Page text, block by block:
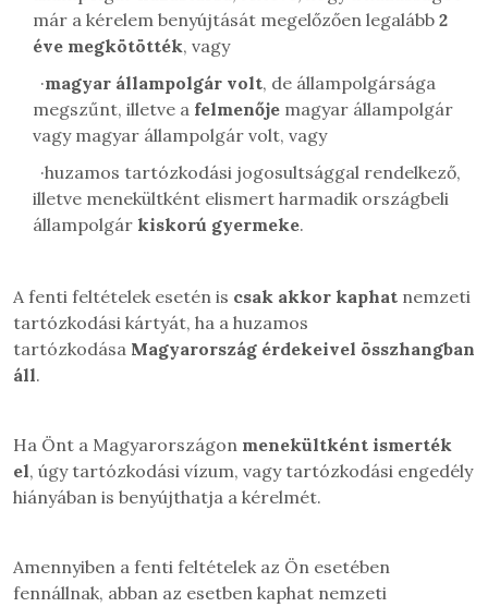
már a kérelem benyújtását megelőzően legalább 2
éve megkötötték, vagy
·magyar állampolgár volt, de állampolgársága
megszűnt, illetve a felmenője magyar állampolgár
vagy magyar állampolgár volt, vagy
·huzamos tartózkodási jogosultsággal rendelkező,
illetve menekültként elismert harmadik országbeli
állampolgár kiskorú gyermeke.
A fenti feltételek esetén is csak akkor kaphat nemzeti
tartózkodási kártyát, ha a huzamos
tartózkodása Magyarország érdekeivel összhangban
áll.
Ha Önt a Magyarországon menekültként ismerték
el, úgy tartózkodási vízum, vagy tartózkodási engedély
hiányában is benyújthatja a kérelmét.
Amennyiben a fenti feltételek az Ön esetében
fennállnak, abban az esetben kaphat nemzeti